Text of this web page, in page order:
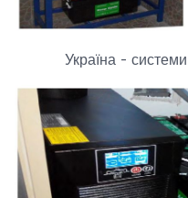
Україна -